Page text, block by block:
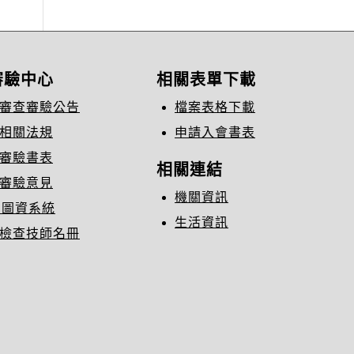
中心
查審驗公告
關法規
驗書表
驗意見
資系統
查技師名冊
相關表單下載
檔案表格下載
申請入會書表
相關連結
機關資訊
生活資訊